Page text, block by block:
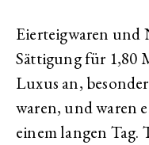
Eierteigwaren und
Sättigung für 1,80
Luxus an,
waren, und waren
einem langen